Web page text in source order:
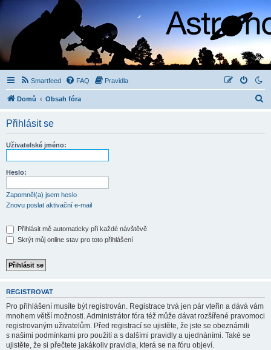
Smartfeed FAQ Pravidla
Domů Obsah fóra
Přihlásit se
Uživatelské jméno:
Heslo:
Zapomněl(a) jsem heslo
Znovu poslat aktivační e-mail
Přihlásit mě automaticky při každé návštěvě
Skrýt můj online stav pro toto přihlášení
REGISTROVAT
Pro přihlášení musíte být registrován. Registrace trvá jen pár vteřin a dává vám
mnohem větší možnosti. Administrátor fóra též může dávat rozšířené pravomoci
registrovaným uživatelům. Před registrací se ujistěte, že jste se obeznámili
s našimi podmínkami pro použití a s dalšími pravidly a ujednáními. Také se
ujistěte, že si přečtete jakákoliv pravidla, která se na fóru objeví.